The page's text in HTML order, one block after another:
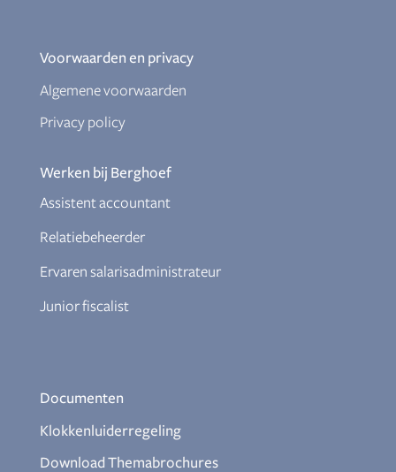
Voorwaarden en privacy
Algemene voorwaarden
Privacy policy
Werken bij Berghoef
Assistent accountant
Relatiebeheerder
Ervaren salarisadministrateur
Junior fiscalist
Documenten
Klokkenluiderregeling
Download Themabrochures